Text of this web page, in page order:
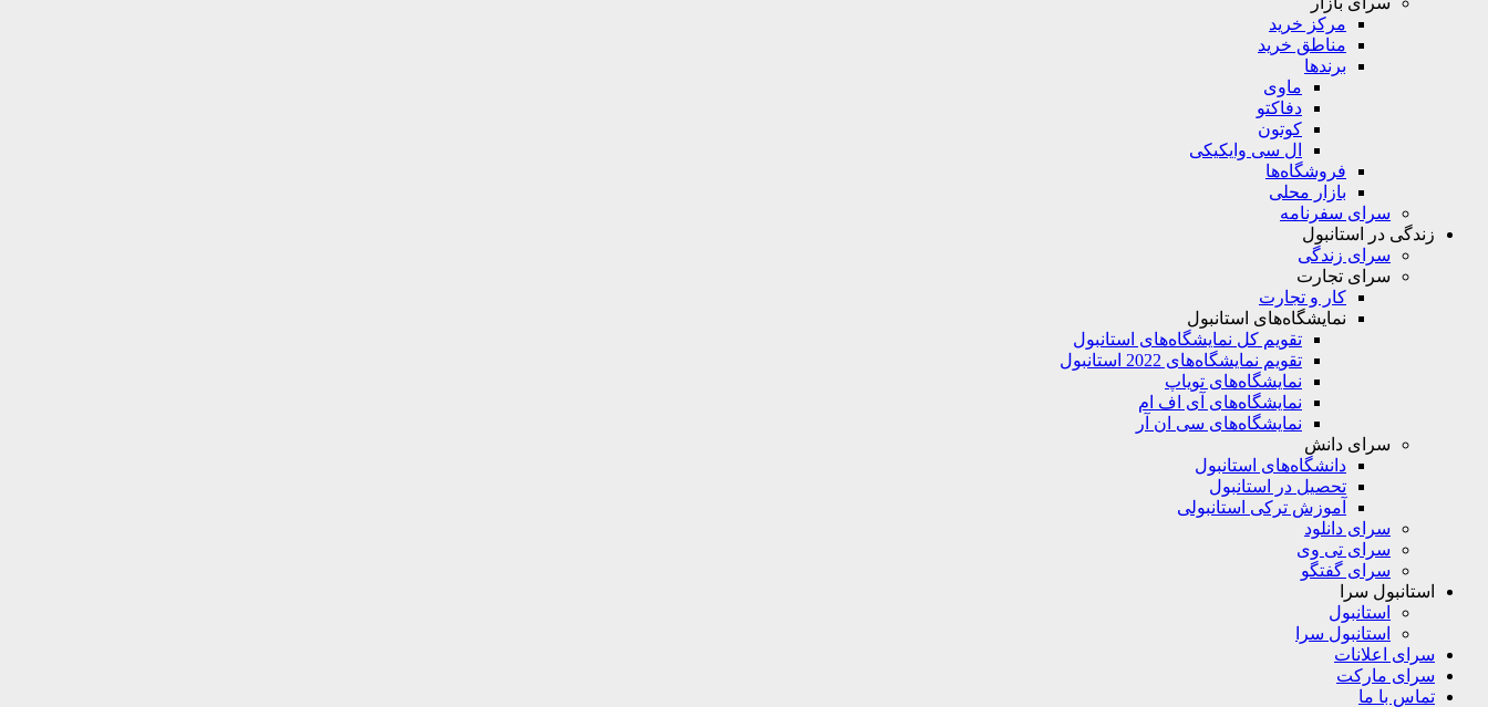
مرکز خرید
مناطق خرید
برندها
ماوی
دفاکتو
کوتون
ال سی وایکیکی
فروشگاه‌ها
بازار محلی
سرای سفرنامه
زندگی در استانبول
سرای زندگی
سرای تجارت
کار و تجارت
نمایشگاه‌های استانبول
تقویم کل نمایشگاه‌های استانبول
تقویم نمایشگاه‌های 2022 استانبول
نمایشگاه‌های تویاپ
نمایشگاه‌های آی اف ام
نمایشگاه‌های سی ان آر
سرای دانش
دانشگاه‌های استانبول
تحصیل در استانبول
آموزش ترکی استانبولی
سرای دانلود
سرای تی وی
سرای گفتگو
استانبول سرا
استانبول
استانبول سرا
سرای اعلانات
سرای مارکت
تماس با ما